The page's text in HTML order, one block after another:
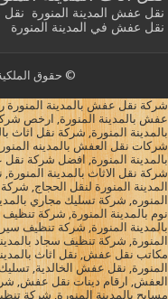
نقل عفش المدينة المنورة
نقل
نقل عفش في المدينة المنورة
© حقوق الملكية 2026, جميع الحقوق
شركة نقل عفش بالمدينة المنورة
عفش بالمدينة المنورة, ارخص
بالمدينة المنورة, شركة نقل اثاث
شركات نقل العفش بالمدينه
بالمدينة المنورة, افضل شركة
شركة نقل الاثاث بالمدينة
المدينة المنورة لنقل الحجاج,
المنوره, شركة تسليك مجاري
نوم بالمدينة المنورة, شركة
بالمدينة المنورة, شركة تنظيف
المنورة, شركة تنظيف سجاد
مكاتب نقل عفش, نقل اثاث
المنورة, نقل عفش الخالدية,
العفش, ارقام دينات نقل عفش,
مسابح بالمدينة المنورة, شركة